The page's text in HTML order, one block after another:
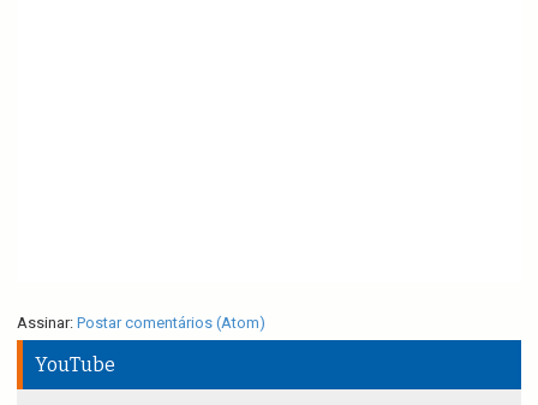
Assinar: Postar comentários (Atom)
YouTube